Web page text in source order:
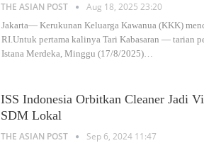
THE ASIAN POST Aug 18, 2025 23:20
Jakarta— Kerukunan Keluarga Kawanua (KKK)
RI.Untuk pertama kalinya Tari Kabasaran — tarian
Istana Merdeka, Minggu (17/8/2025)…
ISS Indonesia Orbitkan Cleaner Jadi
SDM Lokal
THE ASIAN POST Sep 6, 2024 11:47